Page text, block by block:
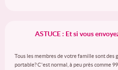
ASTUCE : Et si vous
Tous les membres de votre famille sont des
portable? C'est normal, à peu près comme